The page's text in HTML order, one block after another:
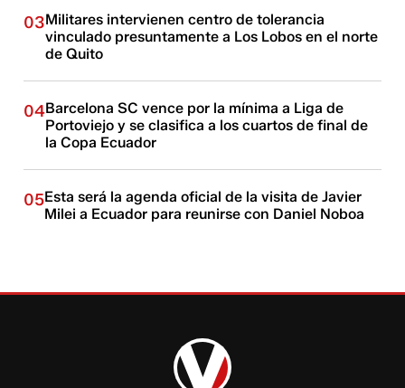
03Militares intervienen centro de tolerancia
vinculado presuntamente a Los Lobos en el norte
de Quito
04Barcelona SC vence por la mínima a Liga de
Portoviejo y se clasifica a los cuartos de final de
la Copa Ecuador
05Esta será la agenda oficial de la visita de Javier
Milei a Ecuador para reunirse con Daniel Noboa